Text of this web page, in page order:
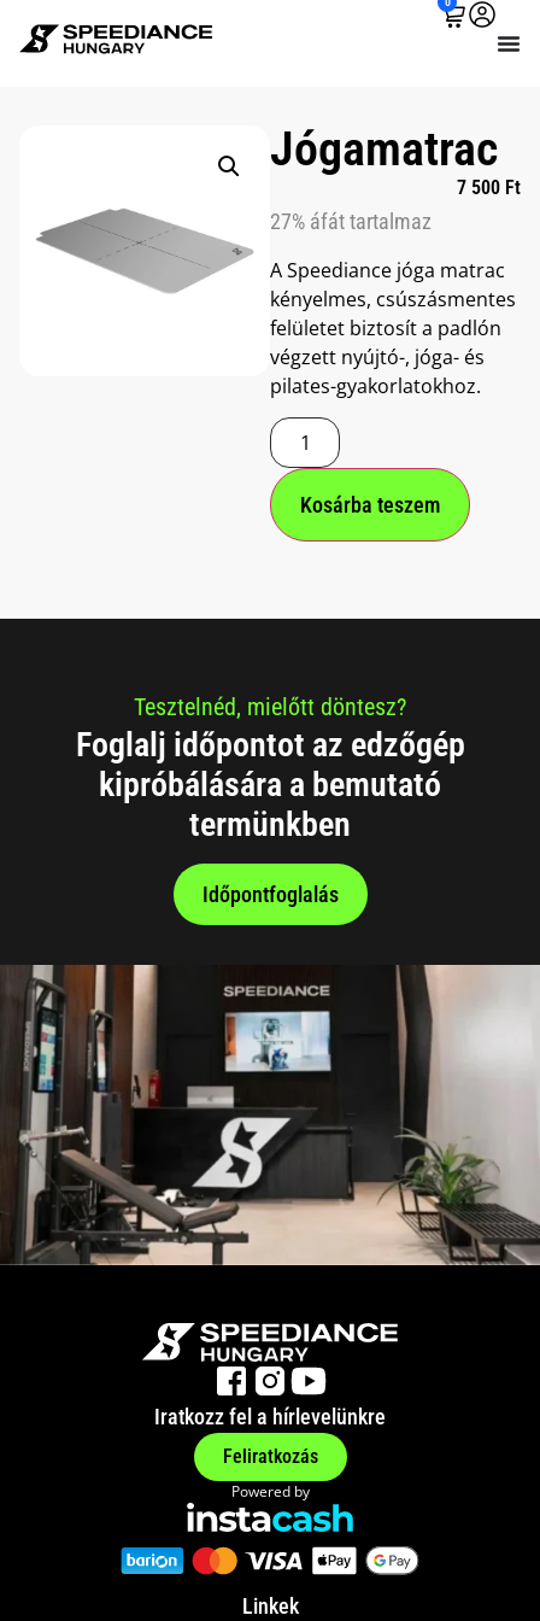
Jógamatrac
7 500 Ft
27% áfát tartalmaz
A Speediance jóga matrac
kényelmes, csúszásmentes
felületet biztosít a padlón
végzett nyújtó-, jóga- és
pilates-gyakorlatokhoz.
Kosárba teszem
Tesztelnéd, mielőtt döntesz?
Foglalj időpontot az edzőgép
kipróbálására a bemutató
termünkben
Időpontfoglalás
Iratkozz fel a hírlevelünkre
Feliratkozás
Powered by
Linkek